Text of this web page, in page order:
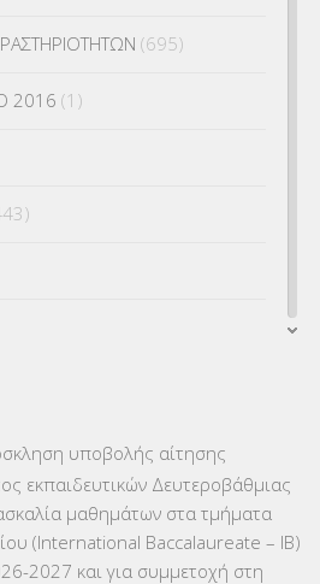
(695)
2016 (1)
(230)
υποβολής αίτησης
εκπαιδευτικών Δευτεροβάθμιας
μαθημάτων στα τμήματα
(International Baccalaureate – IB)
2027 και για συμμετοχή στη